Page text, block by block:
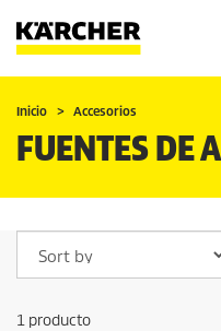
Inicio Accesorios
FUENTES DE
1 producto